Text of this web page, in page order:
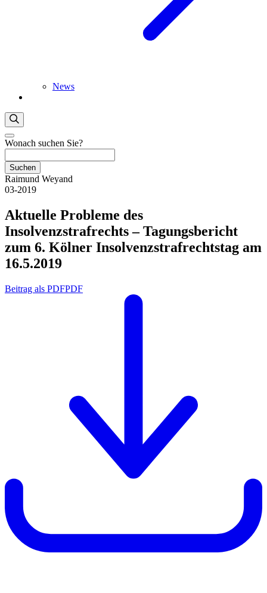
News
Wonach suchen Sie?
Suchen
Raimund Weyand
03-2019
Aktuelle Probleme des
Insolvenzstrafrechts – Tagungsbericht
zum 6. Kölner Insolvenzstrafrechtstag am
16.5.2019
Beitrag als PDFPDF